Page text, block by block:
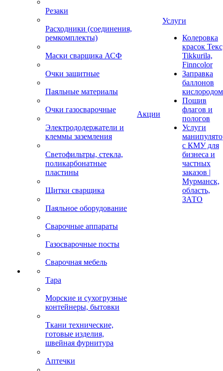
Резаки
Расходники (соединения,
ремкомплекты)
Маски сварщика АСФ
Очки защитные
Паяльные материалы
Очки газосварочные
Электрододержатели и
клеммы заземления
Светофильтры, стекла,
поликарбонатные
пластины
Щитки сварщика
Паяльное оборудование
Сварочные аппараты
Газосварочные посты
Сварочная мебель
Тара
Морские и сухогрузные
контейнеры, бытовки
Ткани технические,
готовые изделия,
швейная фурнитура
Аптечки
Акции
Услуги
Колеровка
красок
Tikkurila,
Finncolor
Заправка
баллонов
кислородом
Пошив
флагов и
пологов
Услуги
с КМУ для
бизнеса и
частных
заказов |
Мурманск,
область,
ЗАТО